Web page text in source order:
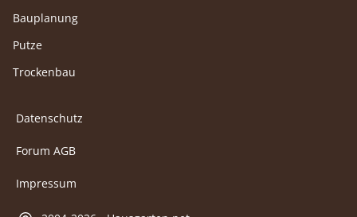
Bauplanung
Putze
Trockenbau
Datenschutz
Forum AGB
Impressum